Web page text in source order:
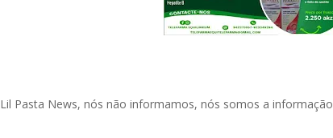
Lil Pasta News, nós não informamos, nós somos a informação